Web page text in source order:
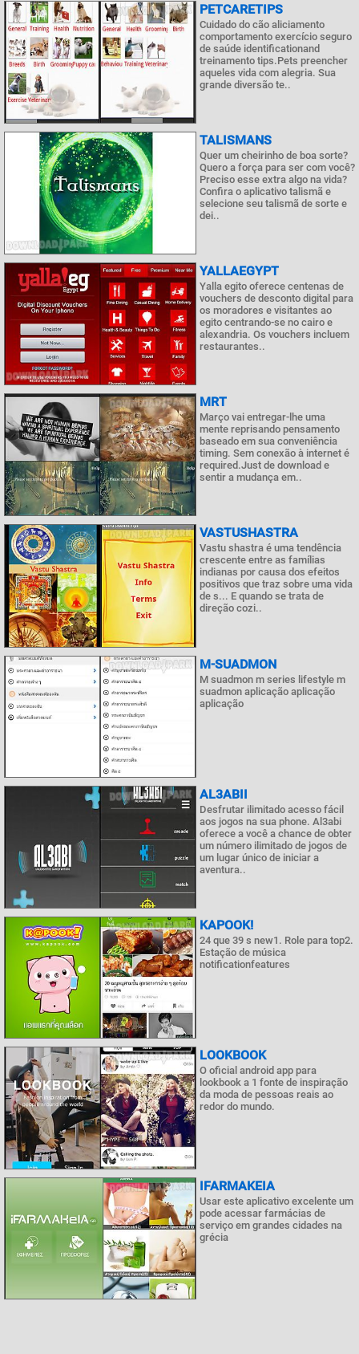
PETCARETIPS
Cuidado do cão aliciamento
comportamento exercício seguro
de saúde identificationand
treinamento tips.Pets preencher
aqueles vida com alegria. Sua
grande diversão te..
TALISMANS
Quer um cheirinho de boa sorte?
Quero a força para ser com você?
Preciso esse extra algo na vida?
Confira o aplicativo talismã e
selecione seu talismã de sorte e
dei..
YALLAEGYPT
Yalla egito oferece centenas de
vouchers de desconto digital para
os moradores e visitantes ao
egito centrando-se no cairo e
alexandria. Os vouchers incluem
restaurantes..
MRT
Março vai entregar-lhe uma
mente reprisando pensamento
baseado em sua conveniência
timing. Sem conexão à internet é
required.Just de download e
sentir a mudança em..
VASTUSHASTRA
Vastu shastra é uma tendência
crescente entre as famílias
indianas por causa dos efeitos
positivos que traz sobre uma vida
de s... E quando se trata de
direção cozi..
M-SUADMON
M suadmon m series lifestyle m
suadmon aplicação aplicação
aplicação
AL3ABII
Desfrutar ilimitado acesso fácil
aos jogos na sua phone. Al3abi
oferece a você a chance de obter
um número ilimitado de jogos de
um lugar único de iniciar a
aventura..
KAPOOK!
24 que 39 s new1. Role para top2.
Estação de música
notificationfeatures
LOOKBOOK
O oficial android app para
lookbook a 1 fonte de inspiração
da moda de pessoas reais ao
redor do mundo.
IFARMAKEIA
Usar este aplicativo excelente um
pode acessar farmácias de
serviço em grandes cidades na
grécia